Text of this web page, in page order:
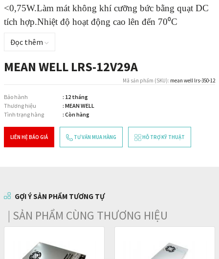
<0,75W.Làm mát không khí cưỡng bức bằng quạt DC
tích hợp.Nhiệt độ hoạt động cao lên đến 70⁰C
Đọc thêm
MEAN WELL LRS-12V29A
Mã sản phẩm (SKU): mean well lrs-350-12
Bảo hành
: 12 tháng
Thương hiệu
: MEAN WELL
Tình trạng hàng
: Còn hàng
LIÊN HỆ BÁO GIÁ TƯ VẤN MUA HÀNG HỖ TRỢ KỸ THUẬT
GỢI Ý SẢN PHẨM TƯƠNG TỰ
| SẢN PHẨM CÙNG THƯƠNG HIỆU